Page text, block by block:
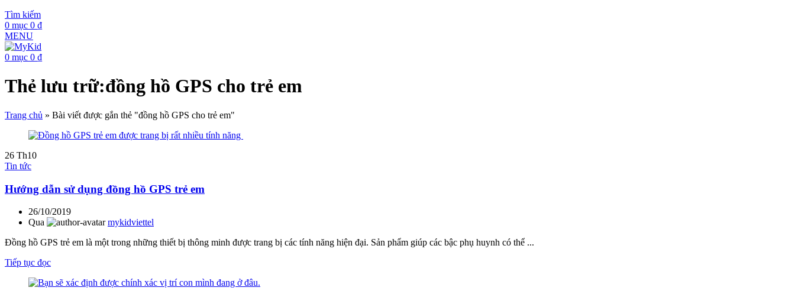
Tìm kiếm
0 mục 0 ₫
MENU
0 mục 0 ₫
Thẻ lưu trữ:đồng hồ GPS cho trẻ em
Trang chủ » Bài viết được gắn thẻ "đồng hồ GPS cho trẻ em"
26 Th10
Tin tức
Hướng dẫn sử dụng đồng hồ GPS trẻ em
26/10/2019
Qua
mykidviettel
Đồng hồ GPS trẻ em là một trong những thiết bị thông minh được trang bị các tính năng hiện đại. Sản phẩm giúp các bậc phụ huynh có thể ...
Tiếp tục đọc